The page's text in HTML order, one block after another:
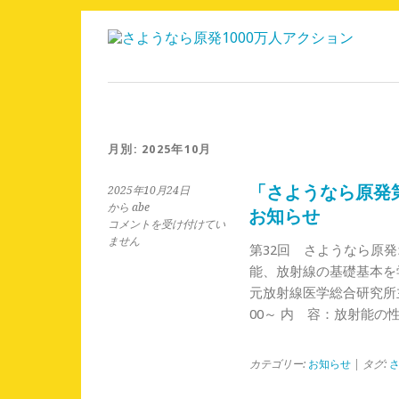
月別: 2025年10月
2025年10月24日
から abe
「さ
よ
コメントを受け付けてい
ません
「さようなら原
お知らせ
第32回 さようなら原
能、放射線の基礎基本
元放射線医学総合研究
00～ 内 容：放射能の
カテゴリー: お知らせ| タグ: